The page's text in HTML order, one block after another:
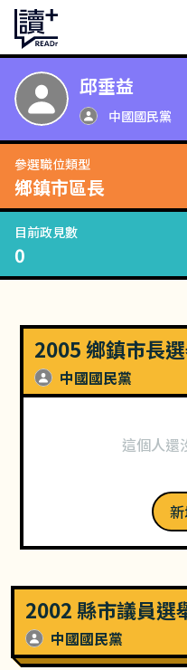
邱垂益
中國國民黨
參選職位類型
鄉鎮市區長
目前政見數
0
2005 鄉鎮市長
中國國民黨
這個人還
2002 縣市議員選
中國國民黨